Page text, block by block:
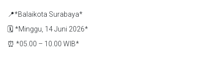
📍*Balaikota Surabaya*
🗓 *Minggu, 14 Juni 2026*
⏰ *05.00 – 10.00 WIB*